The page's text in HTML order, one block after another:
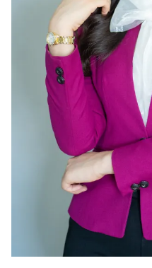
Liên hệ tòa soạn
THỜI BÁO VTV
Theo dõi báo trên
Cơ quan chủ quản: